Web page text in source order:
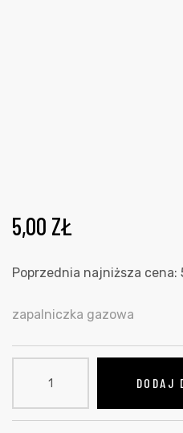
5,00 ZŁ
Poprzednia najniższa cena:
zapalniczka gazowa
DODAJ